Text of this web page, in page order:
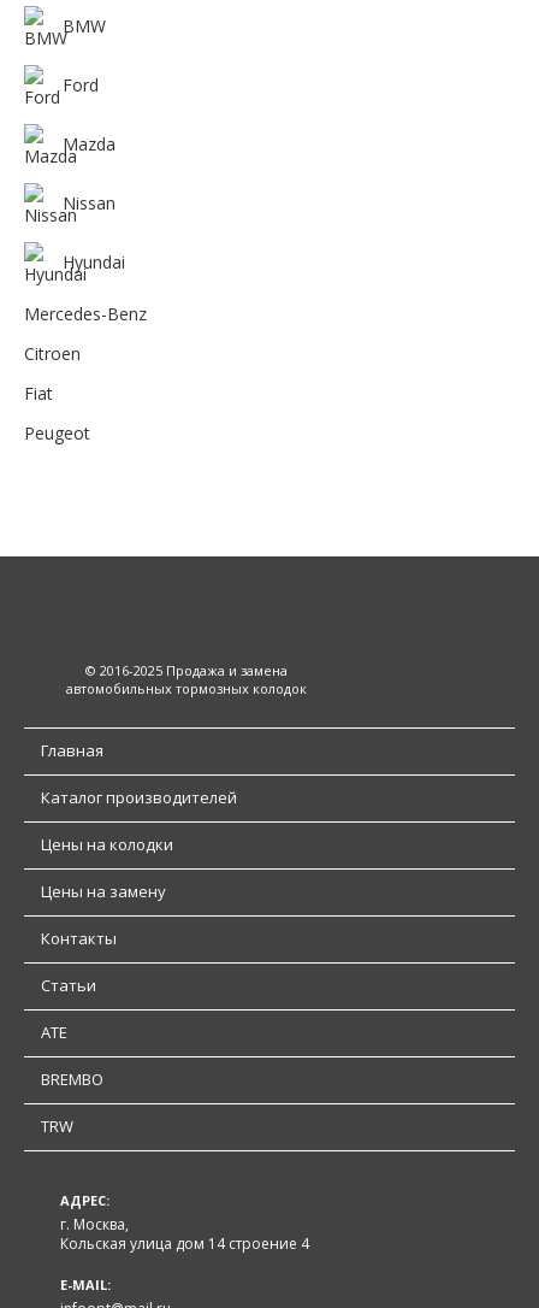
BMW
Ford
Mazda
Nissan
Hyundai
Mercedes-Benz
Citroen
Fiat
Peugeot
© 2016-2025 Продажа и замена
автомобильных тормозных колодок
Главная
Каталог производителей
Цены на колодки
Цены на замену
Контакты
Статьи
ATE
BREMBO
TRW
АДРЕС:
г. Москва,
Кольская улица дом 14 строение 4
E-MAIL: